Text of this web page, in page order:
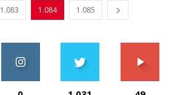
1.083 1.084 1.085